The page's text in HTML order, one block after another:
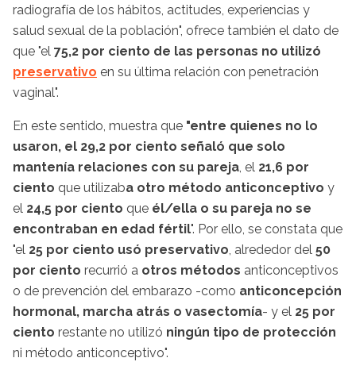
radiografía de los hábitos, actitudes, experiencias y
salud sexual de la población", ofrece también el dato de
que "el 75,2 por ciento de las personas no utilizó
preservativo en su última relación con penetración
vaginal".
En este sentido, muestra que "entre quienes no lo
usaron, el 29,2 por ciento señaló que solo
mantenía relaciones con su pareja, el 21,6 por
ciento que utilizaba otro método anticonceptivo y
el 24,5 por ciento que él/ella o su pareja no se
encontraban en edad fértil". Por ello, se constata que
"el 25 por ciento usó preservativo, alrededor del 50
por ciento recurrió a otros métodos anticonceptivos
o de prevención del embarazo -como anticoncepción
hormonal, marcha atrás o vasectomía- y el 25 por
ciento restante no utilizó ningún tipo de protección
ni método anticonceptivo".